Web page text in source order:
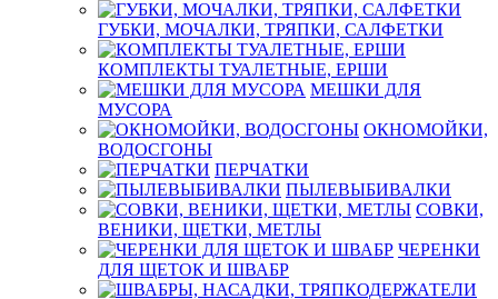
ГУБКИ, МОЧАЛКИ, ТРЯПКИ, САЛФЕТКИ
КОМПЛЕКТЫ ТУАЛЕТНЫЕ, ЕРШИ
МЕШКИ ДЛЯ
МУСОРА
ОКНОМОЙКИ,
ВОДОСГОНЫ
ПЕРЧАТКИ
ПЫЛЕВЫБИВАЛКИ
СОВКИ,
ВЕНИКИ, ЩЕТКИ, МЕТЛЫ
ЧЕРЕНКИ
ДЛЯ ЩЕТОК И ШВАБР